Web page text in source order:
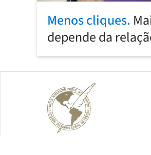
Menos cliques.
depende da